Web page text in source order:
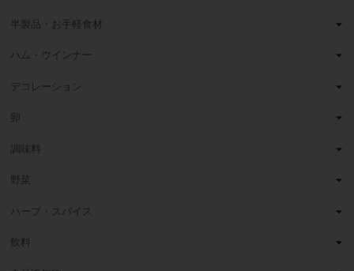
半製品・お手軽食材
ハム・ウインナー
デコレーション
卵
調味料
野菜
ハーブ・スパイス
飲料